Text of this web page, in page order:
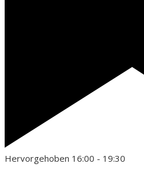
Hervorgehoben 16:00 - 19:30